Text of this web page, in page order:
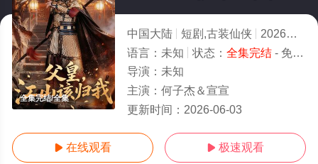
全集完结/全集
中国大陆 短剧,古装仙侠 2026
9.0
语言： 未知 状态： 全集完结- 免费在线观看
导演： 未知
主演： 何子杰＆宣宣
更新时间： 2026-06-03
 在线观看  极速观看